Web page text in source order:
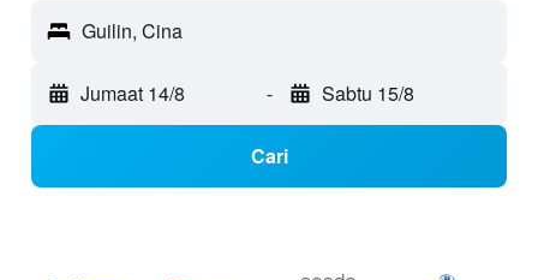
Guilin, Cina
Jumaat 14/8 - Sabtu 15/8
Cari